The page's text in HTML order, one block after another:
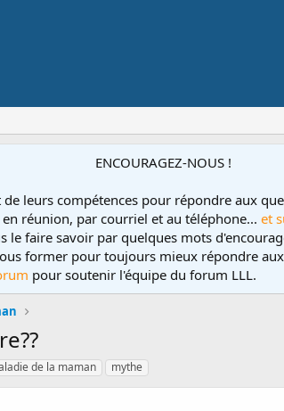
ENCOURAGEZ-NOUS !
leurs compétences pour répondre aux
réunion, par courriel et au téléphone... et
le faire savoir par quelques mots
former pour toujours mieux répondre
pour soutenir l'équipe du forum LLL.
de la maman mythe